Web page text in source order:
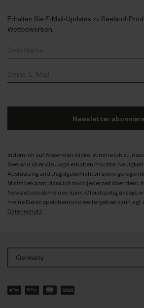
Erhalten Sie E-Mail-Updates zu Seeland-
Wettbewerben.
Newsletter
Indem ich auf Absenden klicke, stimme ich zu,
Seeland über die Jagd erhalten möchte;
Ausrüstung und Jagdgeschichten sowie
Mir ist bekannt, dass ich mich jederzeit über den
Newsletters abmelden kann. Gleichzeitig
meine Daten speichern und weitergeben kann, vgl.
Datenschutz.
Germany